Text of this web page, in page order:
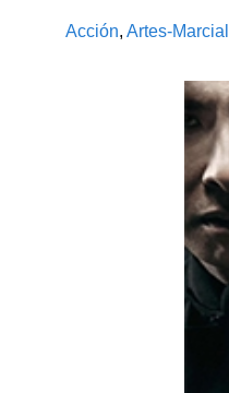
Acción,Artes-